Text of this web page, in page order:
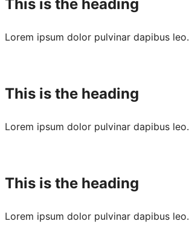
This is the heading
Lorem ipsum dolor pulvinar dapibus leo.
This is the heading
Lorem ipsum dolor pulvinar dapibus leo.
This is the heading
Lorem ipsum dolor pulvinar dapibus leo.